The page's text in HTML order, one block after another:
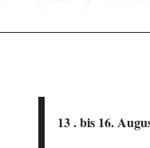
13 . bis 16.